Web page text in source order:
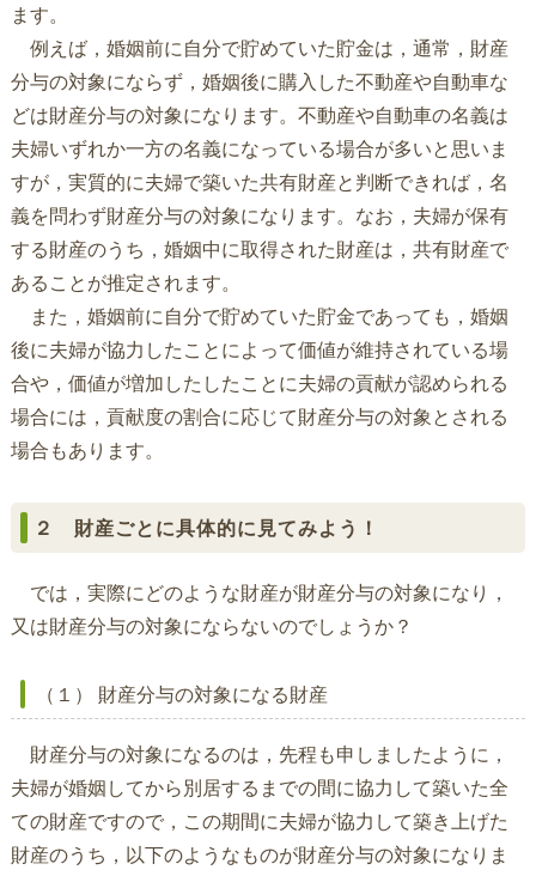
ます。
例えば，婚姻前に自分で貯めていた貯金は，通常，財産
分与の対象にならず，婚姻後に購入した不動産や自動車な
どは財産分与の対象になります。不動産や自動車の名義は
夫婦いずれか一方の名義になっている場合が多いと思いま
すが，実質的に夫婦で築いた共有財産と判断できれば，名
義を問わず財産分与の対象になります。なお，夫婦が保有
する財産のうち，婚姻中に取得された財産は，共有財産で
あることが推定されます。
また，婚姻前に自分で貯めていた貯金であっても，婚姻
後に夫婦が協力したことによって価値が維持されている場
合や，価値が増加したしたことに夫婦の貢献が認められる
場合には，貢献度の割合に応じて財産分与の対象とされる
場合もあります。
２ 財産ごとに具体的に見てみよう！
では，実際にどのような財産が財産分与の対象になり，
又は財産分与の対象にならないのでしょうか？
（１） 財産分与の対象になる財産
財産分与の対象になるのは，先程も申しましたように，
夫婦が婚姻してから別居するまでの間に協力して築いた全
ての財産ですので，この期間に夫婦が協力して築き上げた
財産のうち，以下のようなものが財産分与の対象になりま